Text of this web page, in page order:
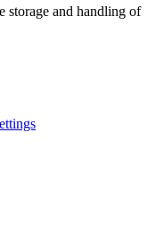
storage and handling of